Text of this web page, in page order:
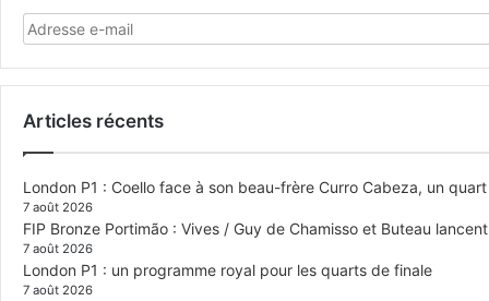
Articles récents
London P1 : Coello face à son beau-frère Curro Cabeza, un
7 août 2026
FIP Bronze Portimão : Vives / Guy de Chamisso et Buteau
7 août 2026
London P1 : un programme royal pour les quarts de finale
7 août 2026